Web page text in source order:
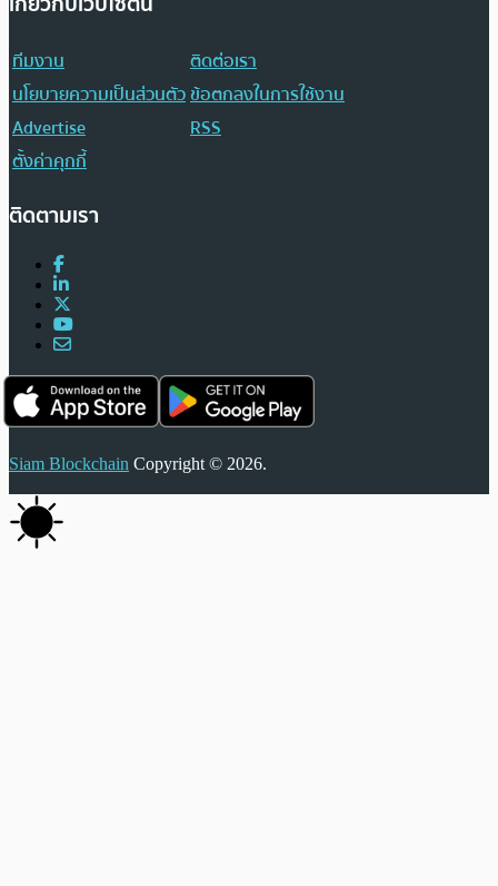
ทีมงาน
ติดต่อเรา
นโยบายความเป็นส่วนตัวข้อตกลงในการใช้งาน
Advertise
RSS
ตั้งค่าคุกกี้
ติดตามเรา
Siam Blockchain Copyright © 2026.